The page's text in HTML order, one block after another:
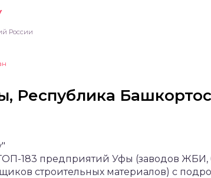
России
Республика
183 предприятий Уфы (заводов ЖБИ,
строительных материалов) с